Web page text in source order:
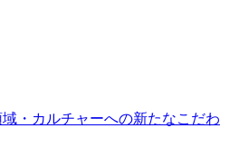
・カルチャーへの新たなこだわ